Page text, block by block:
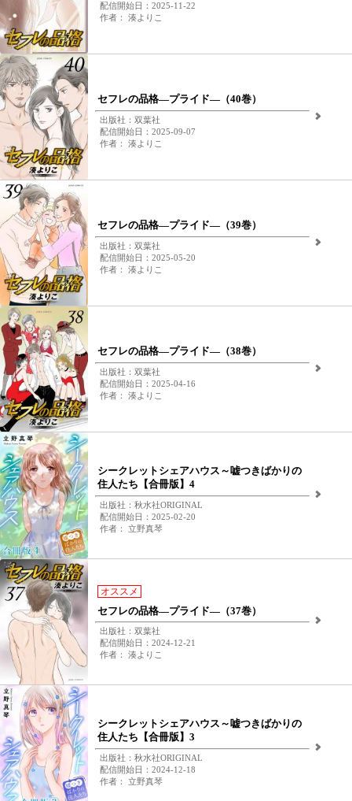
配信開始日：2025-11-22
作者： 湊よりこ
セフレの品格―プライド―（40巻）
出版社：双葉社
配信開始日：2025-09-07
作者： 湊よりこ
セフレの品格―プライド―（39巻）
出版社：双葉社
配信開始日：2025-05-20
作者： 湊よりこ
セフレの品格―プライド―（38巻）
出版社：双葉社
配信開始日：2025-04-16
作者： 湊よりこ
シークレットシェアハウス～嘘つきばかりの
住人たち【合冊版】4
出版社：秋水社ORIGINAL
配信開始日：2025-02-20
作者： 立野真琴
オススメ
セフレの品格―プライド―（37巻）
出版社：双葉社
配信開始日：2024-12-21
作者： 湊よりこ
シークレットシェアハウス～嘘つきばかりの
住人たち【合冊版】3
出版社：秋水社ORIGINAL
配信開始日：2024-12-18
作者： 立野真琴